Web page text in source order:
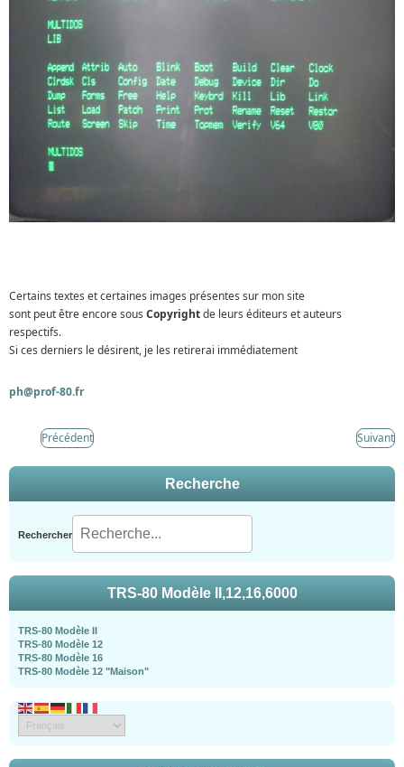
Certains textes et certaines images présentes sur mon site
sont peut être encore sous Copyrightde leurs éditeurs et auteurs
respectifs.
Si ces derniers le désirent, je les retirerai immédiatement
ph@prof-80.fr
Précédent Suivant
Recherche
Rechercher
TRS-80 Modèle II,12,16,6000
TRS-80 Modèle II
TRS-80 Modèle 12
TRS-80 Modèle 16
TRS-80 Modèle 12 "Maison"